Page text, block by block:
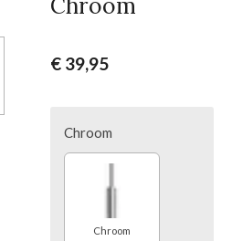
€ 39,95
Chroom
Chroom